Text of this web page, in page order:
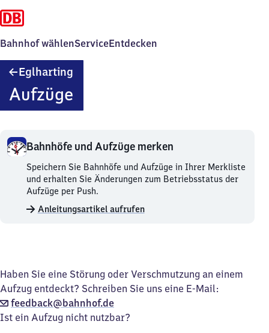
Bahnhof wählenServiceEntdecken
Eglharting
Aufzüge
Bahnhöfe und Aufzüge merken
Bahnhöfe
und
Aufzüge
merken.
Speichern Sie Bahnhöfe und Aufzüge in Ihrer Merkliste
und erhalten Sie Änderungen zum Betriebsstatus der
Aufzüge per Push.
Anleitungsartikel aufrufen
Haben Sie eine Störung oder Verschmutzung an einem
Aufzug entdeckt? Schreiben Sie uns eine E-Mail:
feedback@bahnhof.de
Ist ein Aufzug nicht nutzbar?